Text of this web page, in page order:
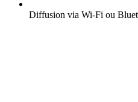
Diffusion via Wi-Fi ou